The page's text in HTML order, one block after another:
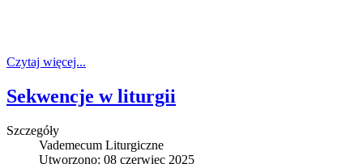
Czytaj więcej...
Sekwencje w liturgii
Szczegóły
Vademecum Liturgiczne
Utworzono: 08 czerwiec 2025